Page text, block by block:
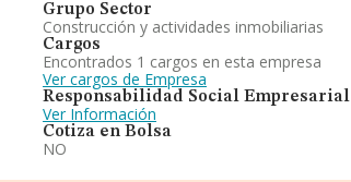
Grupo Sector
Construcción y actividades inmobiliarias
Cargos
Encontrados 1 cargos en esta empresa
Ver cargos de Empresa
Responsabilidad Social Empresarial
Ver Información
Cotiza en Bolsa
NO